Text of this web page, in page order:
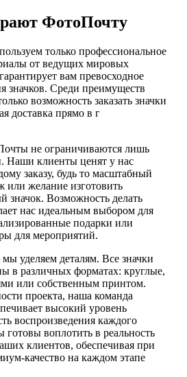
ФотоПочту
только профессиональное
от ведущих мировых
вам превосходное
значков. Среди преимуществ
возможность заказать значки
доставка прямо в г
не ограничиваются лишь
Наши клиенты ценят у нас
заказу, будь то масштабный
или желание изготовить
значок. Возможность делать
нас идеальным выбором для
подарки или
для мероприятий.
уделяем деталям. Все значки
в различных форматах: круглые,
или собственным принтом.
проекта, наша команда
высокий уровень
воспроизведения каждого
воплотить в реальность
клиентов, обеспечивая при
качество на каждом этапе